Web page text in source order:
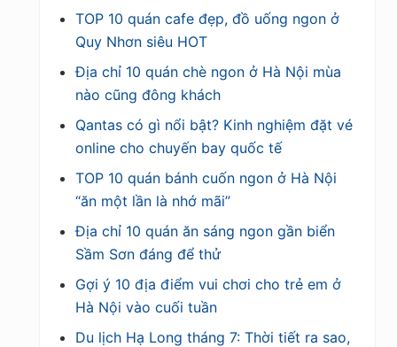
TOP 10 quán cafe đẹp, đồ uống ngon ở
Quy Nhơn siêu HOT
Địa chỉ 10 quán chè ngon ở Hà Nội mùa
nào cũng đông khách
Qantas có gì nổi bật? Kinh nghiệm đặt vé
online cho chuyến bay quốc tế
TOP 10 quán bánh cuốn ngon ở Hà Nội
“ăn một lần là nhớ mãi”
Địa chỉ 10 quán ăn sáng ngon gần biển
Sầm Sơn đáng để thử
Gợi ý 10 địa điểm vui chơi cho trẻ em ở
Hà Nội vào cuối tuần
Du lịch Hạ Long tháng 7: Thời tiết ra sao,